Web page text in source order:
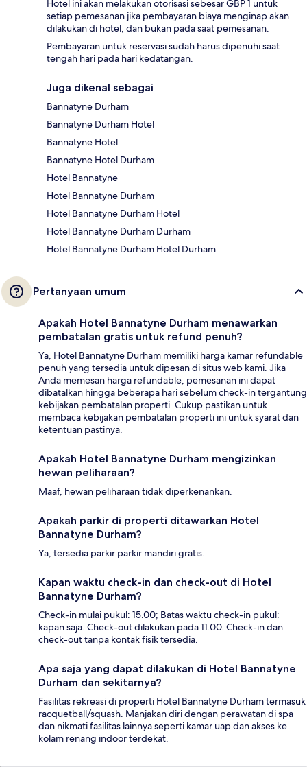
Hotel ini akan melakukan otorisasi sebesar GBP 1 untuk
setiap pemesanan jika pembayaran biaya menginap akan
dilakukan di hotel, dan bukan pada saat pemesanan.
Pembayaran untuk reservasi sudah harus dipenuhi saat
tengah hari pada hari kedatangan.
Juga dikenal sebagai
Bannatyne Durham
Bannatyne Durham Hotel
Bannatyne Hotel
Bannatyne Hotel Durham
Hotel Bannatyne
Hotel Bannatyne Durham
Hotel Bannatyne Durham Hotel
Hotel Bannatyne Durham Durham
Hotel Bannatyne Durham Hotel Durham
Pertanyaan umum
Apakah Hotel Bannatyne Durham menawarkan
pembatalan gratis untuk refund penuh?
Ya, Hotel Bannatyne Durham memiliki harga kamar refundable
penuh yang tersedia untuk dipesan di situs web kami. Jika
Anda memesan harga refundable, pemesanan ini dapat
dibatalkan hingga beberapa hari sebelum check-in tergantung
kebijakan pembatalan properti. Cukup pastikan untuk
membaca kebijakan pembatalan properti ini untuk syarat dan
ketentuan pastinya.
Apakah Hotel Bannatyne Durham mengizinkan
hewan peliharaan?
Maaf, hewan peliharaan tidak diperkenankan.
Apakah parkir di properti ditawarkan Hotel
Bannatyne Durham?
Ya, tersedia parkir parkir mandiri gratis.
Kapan waktu check-in dan check-out di Hotel
Bannatyne Durham?
Check-in mulai pukul: 15.00; Batas waktu check-in pukul:
kapan saja. Check-out dilakukan pada 11.00. Check-in dan
check-out tanpa kontak fisik tersedia.
Apa saja yang dapat dilakukan di Hotel Bannatyne
Durham dan sekitarnya?
Fasilitas rekreasi di properti Hotel Bannatyne Durham termasuk
racquetball/squash. Manjakan diri dengan perawatan di spa
dan nikmati fasilitas lainnya seperti kamar uap dan akses ke
kolam renang indoor terdekat.